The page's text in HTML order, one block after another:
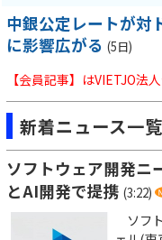
中銀公定レートが対
に影響広がる (5日)
【会員記事】はVIETJO法
新着ニュース一覧
ソフトウェア開発ニ
とAI開発で提携 (3:22)
ソフ